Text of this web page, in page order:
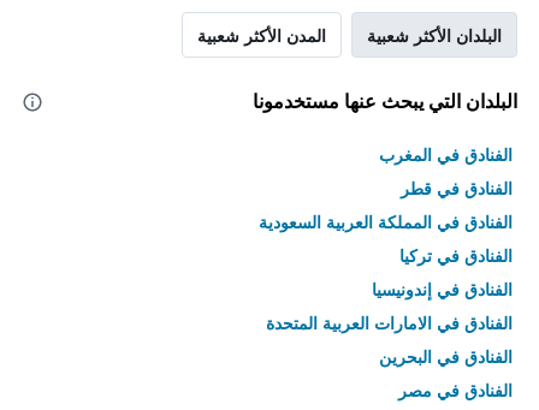
البلدان الأكثر شعبية المدن الأكثر شعبية
البلدان التي يبحث عنها مستخدمونا
الفنادق في المغرب
الفنادق في قطر
الفنادق في المملكة العربية السعودية
الفنادق في تركيا
الفنادق في إندونيسيا
الفنادق في الامارات العربية المتحدة
الفنادق في البحرين
الفنادق في مصر